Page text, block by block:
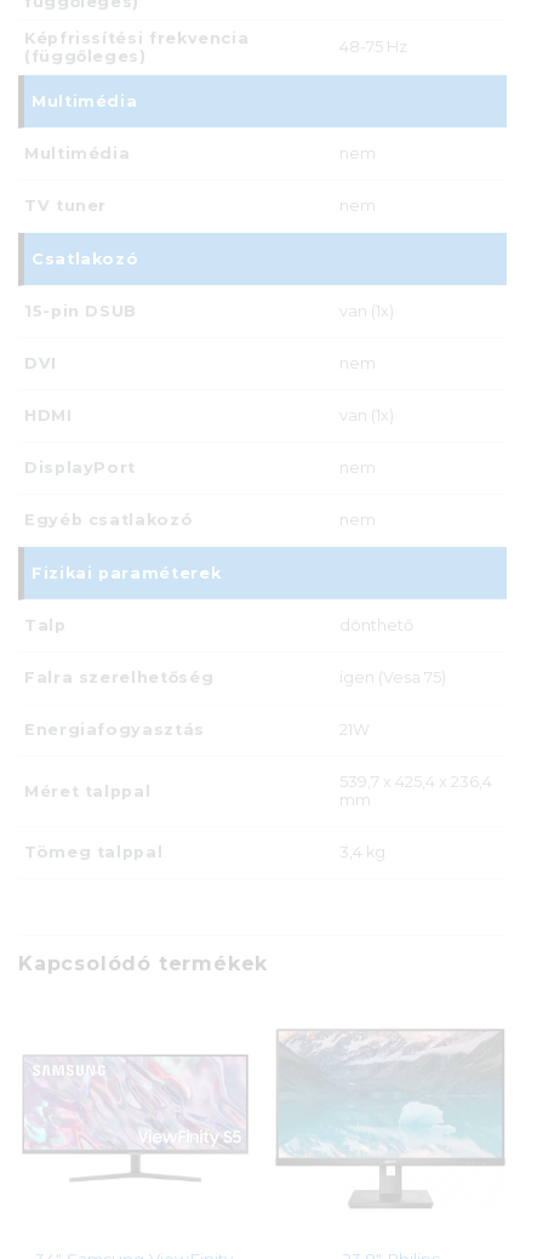
Képfrissítési frekvencia
(függőleges)
48-75 Hz
Multimédia
Multimédia nem
TV tuner nem
Csatlakozó
15-pin DSUB van (1x)
DVI nem
HDMI van (1x)
DisplayPort nem
Egyéb csatlakozó nem
Fizikai paraméterek
Talp dönthető
Falra szerelhetőség igen (Vesa 75)
Energiafogyasztás 21W
Méret talppal
539,7 x 425,4 x 236,4
mm
Tömeg talppal 3,4 kg
Kapcsolódó termékek